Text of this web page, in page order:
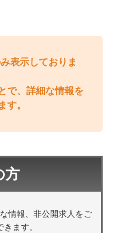
表示しておりま
で、詳細な情報を
す。
方
情報、非公開求人をご
ます。